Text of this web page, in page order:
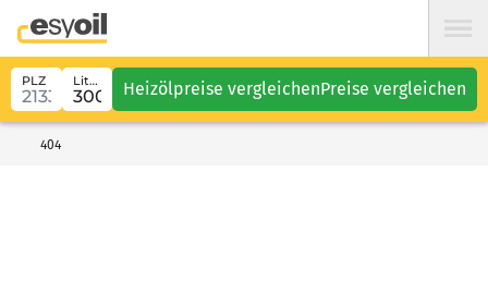
PLZ Liter Heizölpreise vergleichenPreise vergleichen
404